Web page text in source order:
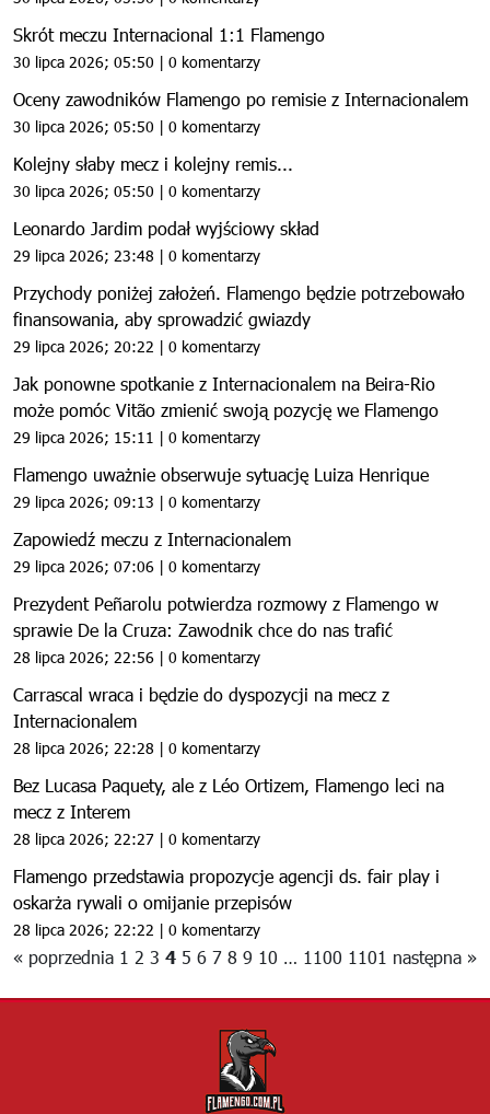
Skrót meczu Internacional 1:1 Flamengo
30 lipca 2026; 05:50 | 0 komentarzy
Oceny zawodników Flamengo po remisie z Internacionalem
30 lipca 2026; 05:50 | 0 komentarzy
Kolejny słaby mecz i kolejny remis...
30 lipca 2026; 05:50 | 0 komentarzy
Leonardo Jardim podał wyjściowy skład
29 lipca 2026; 23:48 | 0 komentarzy
Przychody poniżej założeń. Flamengo będzie potrzebowało
finansowania, aby sprowadzić gwiazdy
29 lipca 2026; 20:22 | 0 komentarzy
Jak ponowne spotkanie z Internacionalem na Beira-Rio
może pomóc Vitão zmienić swoją pozycję we Flamengo
29 lipca 2026; 15:11 | 0 komentarzy
Flamengo uważnie obserwuje sytuację Luiza Henrique
29 lipca 2026; 09:13 | 0 komentarzy
Zapowiedź meczu z Internacionalem
29 lipca 2026; 07:06 | 0 komentarzy
Prezydent Peñarolu potwierdza rozmowy z Flamengo w
sprawie De la Cruza: Zawodnik chce do nas trafić
28 lipca 2026; 22:56 | 0 komentarzy
Carrascal wraca i będzie do dyspozycji na mecz z
Internacionalem
28 lipca 2026; 22:28 | 0 komentarzy
Bez Lucasa Paquety, ale z Léo Ortizem, Flamengo leci na
mecz z Interem
28 lipca 2026; 22:27 | 0 komentarzy
Flamengo przedstawia propozycje agencji ds. fair play i
oskarża rywali o omijanie przepisów
28 lipca 2026; 22:22 | 0 komentarzy
« poprzednia 1 2 3 4 5 6 7 8 9 10 … 1100 1101 następna »